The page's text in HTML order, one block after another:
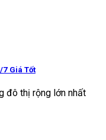
7 Giá Tốt
đô thị rộng lớn nhất